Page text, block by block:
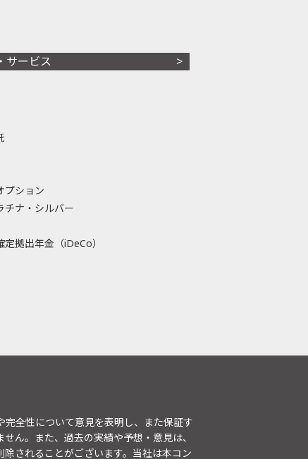
サービス
プション
チナ・シルバー
定拠出年金（iDeCo）
全性について意見を表明し、また保証す
ん。また、過去の実績や予想・意見は、
されることがございます。当社は本コン